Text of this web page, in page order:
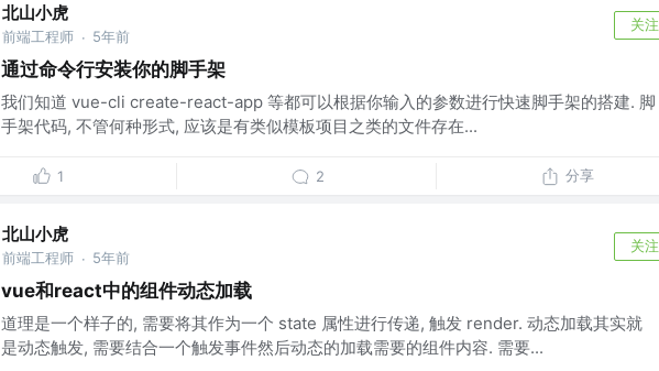
北山小虎
前端工程师 · 5年前
关注
通过命令行安装你的脚手架
我们知道 vue-cli create-react-app 等都可以根据你输入的参数进行快速脚手架的搭建. 脚
手架代码, 不管何种形式, 应该是有类似模板项目之类的文件存在...
1 2 分享
北山小虎
前端工程师 · 5年前
关注
vue和react中的组件动态加载
道理是一个样子的, 需要将其作为一个 state 属性进行传递, 触发 render. 动态加载其实就
是动态触发, 需要结合一个触发事件然后动态的加载需要的组件内容. 需要...